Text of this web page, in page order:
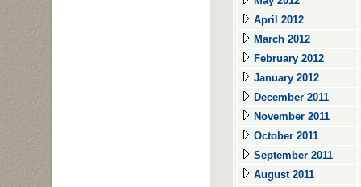
April 2012
March 2012
February 2012
January 2012
December 2011
November 2011
October 2011
September 2011
August 2011